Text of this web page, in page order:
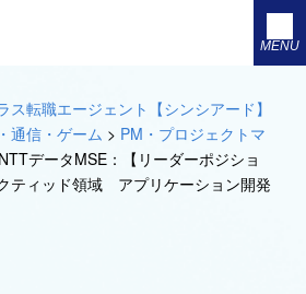
MENU
ス転職エージェント【シンシアード】
通信・ゲーム > PM・プロジェクトマ
データMSE：【リーダーポジショ
ティッド領域 アプリケーション開発